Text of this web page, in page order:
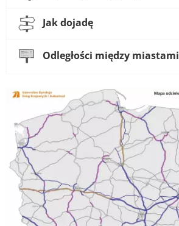
Jak dojadę
Odległości między miastami